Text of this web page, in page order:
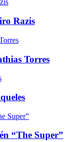
Razis
Torres
“The Super”